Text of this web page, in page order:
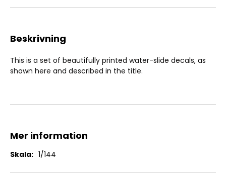
Beskrivning
This is a set of beautifully printed water-slide decals, as
shown here and described in the title.
Mer information
Mer
1/144